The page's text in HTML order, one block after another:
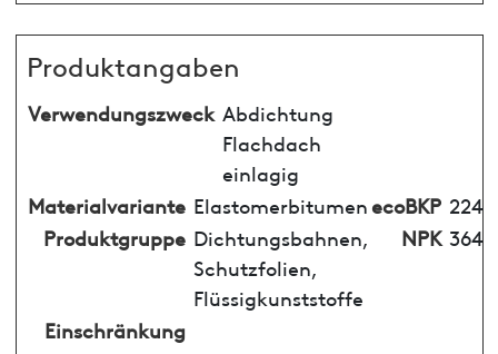
Produktangaben
Verwendungszweck Abdichtung
Flachdach
einlagig
Materialvariante ElastomerbitumenecoBKP 224
Produktgruppe Dichtungsbahnen,
Schutzfolien,
Flüssigkunststoffe
NPK 364
Einschränkung